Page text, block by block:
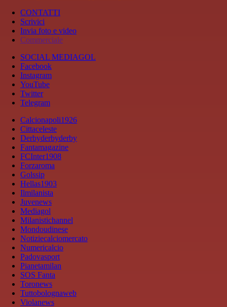
CONTATTI
Scrivici
Invia foto e video
Commerciale
SOCIAL MEDIAGOL
Facebook
Instagram
YouTube
Twitter
Telegram
Calcionapoli1926
Cittaceleste
Derbyderbyderby
Fantamagazine
FCInter1908
Forzaroma
Golssip
Hellas1903
Ilmilanista
Juvenews
Mediagol
Milanistichannel
Mondoudinese
Notiziecalciomercato
Numericalcio
Padovasport
Pianetamilan
SOS Fanta
Toronews
Tuttobolognaweb
Violanews